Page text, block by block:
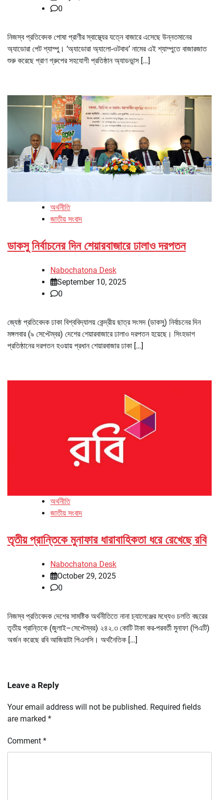
0
নিজস্ব প্রতিবেদক পোষা প্রাণীর স্বাস্থ্যের যত্নে বাজারে এসেছে উন্নতমানের
অ্যাডোরা পেট শ্যাম্পু। ‘অ্যাডোরা অ্যালো-ওটবাথ’ নামের এই শ্যাম্পুতে বাজারজাত
শুরু করেছে প্রাণ গ্রুপের সহযোগী প্রতিষ্ঠান অ্যাডভান্স […]
অর্থনীতি
জাতীয় সংবাদ
ডাকসু নির্বাচনের দিন শেয়ারবাজারে ঢালাও দরপতন
Nabochatona Desk
September 10, 2025
0
জ্যেষ্ঠ প্রতিবেদক ঢাকা বিশ্ববিদ্যালয় কেন্দ্রীয় ছাত্র সংসদ (ডাকসু) নির্বাচনের দিন
মঙ্গলবার (৯ সেপ্টেম্বর) দেশের শেয়ারবাজারে ঢালাও দরপতন হয়েছে। সিংহভাগ
প্রতিষ্ঠানের দরপতন হওয়ায় প্রধান শেয়ারবাজার ঢাকা […]
অর্থনীতি
জাতীয় সংবাদ
তৃতীয় প্রান্তিকে মুনাফার ধারাবাহিকতা ধরে রেখেছে রবি
Nabochatona Desk
October 29, 2025
0
নিজস্ব প্রতিবেদক দেশের সামষ্টিক অর্থনীতিতে নানা চ্যালেঞ্জের মধ্যেও চলতি বছরের
তৃতীয় প্রান্তিকে (জুলাই–সেপ্টেম্বর) ২৪২.৩ কোটি টাকা কর-পরবর্তী মুনাফা (পিএটি)
অর্জন করেছে রবি আজিয়াটা পিএলসি। অর্থনৈতিক […]
Leave a Reply
Your email address will not be published. Required fields
are marked *
Comment *